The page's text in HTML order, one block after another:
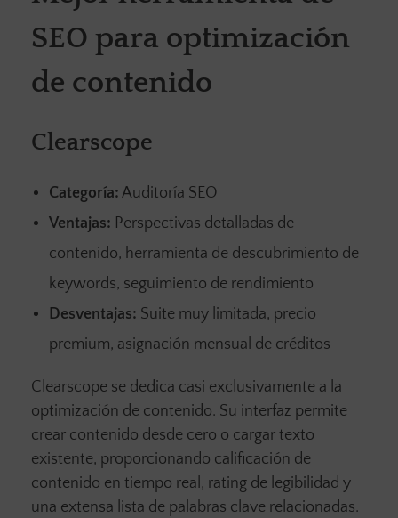
SEO para optimización
de contenido
Clearscope
Categoría: Auditoría SEO
Ventajas: Perspectivas detalladas de
contenido, herramienta de descubrimiento de
keywords, seguimiento de rendimiento
Desventajas: Suite muy limitada, precio
premium, asignación mensual de créditos
Clearscope se dedica casi exclusivamente a la
optimización de contenido. Su interfaz permite
crear contenido desde cero o cargar texto
existente, proporcionando calificación de
contenido en tiempo real, rating de legibilidad y
una extensa lista de palabras clave relacionadas.